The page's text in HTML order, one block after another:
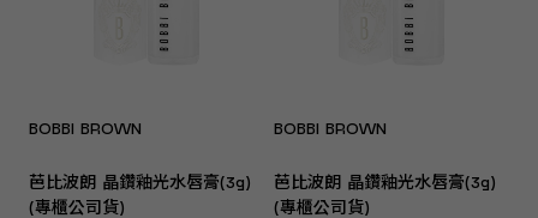
BOBBI BROWN
芭比波朗 晶鑽釉光水唇膏(3g)
(專櫃公司貨)
BOBBI BROWN
芭比波朗 晶鑽釉光水唇膏(3g)
(專櫃公司貨)